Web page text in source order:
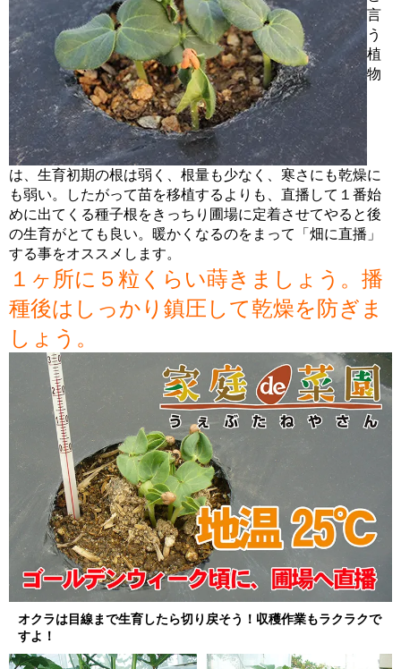
言
う
植
物
は、生育初期の根は弱く、根量も少なく、寒さにも乾燥に
も弱い。したがって苗を移植するよりも、直播して１番始
めに出てくる種子根をきっちり圃場に定着させてやると後
の生育がとても良い。暖かくなるのをまって「畑に直播」
する事をオススメします。
１ヶ所に５粒くらい蒔きましょう。播
種後はしっかり鎮圧して乾燥を防ぎま
しょう。
オクラは目線まで生育したら切り戻そう！収穫作業もラクラクで
すよ！